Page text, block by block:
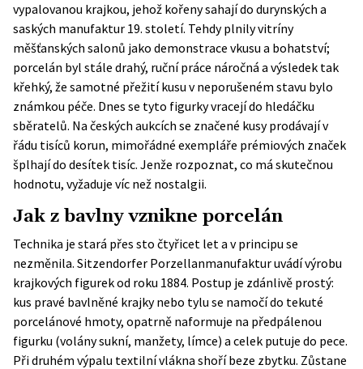
vypalovanou krajkou, jehož kořeny sahají do durynských a
saských manufaktur 19. století. Tehdy plnily vitríny
měšťanských salonů jako demonstrace vkusu a bohatství;
porcelán byl stále drahý, ruční práce náročná a výsledek tak
křehký, že samotné přežití kusu v neporušeném stavu bylo
známkou péče. Dnes se tyto figurky vracejí do hledáčku
sběratelů. Na českých aukcích se značené kusy prodávají v
řádu tisíců korun, mimořádné exempláře prémiových značek
šplhají do desítek tisíc. Jenže rozpoznat, co má skutečnou
hodnotu, vyžaduje víc než nostalgii.
Jak z bavlny vznikne porcelán
Technika je stará přes sto čtyřicet let a v principu se
nezměnila. Sitzendorfer Porzellanmanufakturuvádí výrobu
krajkových figurek od roku 1884. Postup je zdánlivě prostý:
kus pravé bavlněné krajky nebo tylu se namočí do tekuté
porcelánové hmoty, opatrně naformuje na předpálenou
figurku (volány sukní, manžety, límce) a celek putuje do pece.
Při druhém výpalu textilní vlákna shoří beze zbytku. Zůstane